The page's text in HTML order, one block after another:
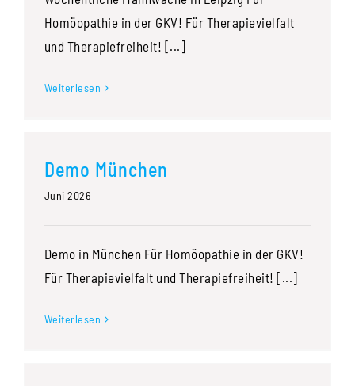
Homöopathie in der GKV! Für Therapievielfalt
und Therapiefreiheit! [...]
Weiterlesen
Demo München
Juni 2026
Demo in München Für Homöopathie in der GKV!
Für Therapievielfalt und Therapiefreiheit! [...]
Weiterlesen